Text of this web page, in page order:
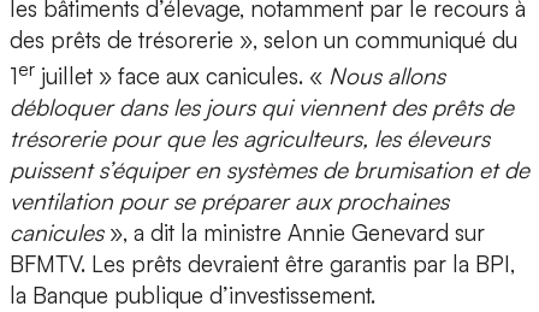
les bâtiments d’élevage, notamment par le recours à
des prêts de trésorerie », selon un communiqué du
1er juillet » face aux canicules. « Nous allons
débloquer dans les jours qui viennent des prêts de
trésorerie pour que les agriculteurs, les éleveurs
puissent s’équiper en systèmes de brumisation et de
ventilation pour se préparer aux prochaines
canicules», a dit la ministre Annie Genevard sur
BFMTV. Les prêts devraient être garantis par la BPI,
la Banque publique d’investissement.